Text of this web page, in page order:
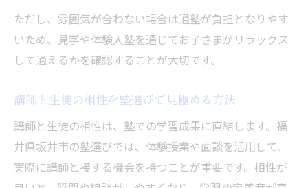
ただし、雰囲気が合わない場合は通塾が負担となりやす
いため、見学や体験入塾を通じてお子さまがリラックス
して通えるかを確認することが大切です。
講師と生徒の相性を塾選びで見極める方法
講師と生徒の相性は、塾での学習成果に直結します。福
井県坂井市の塾選びでは、体験授業や面談を活用して、
実際に講師と接する機会を持つことが重要です。相性が